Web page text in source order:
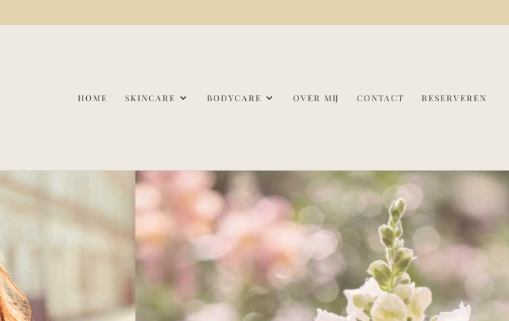
HOME SKINCARE BODYCARE OVER MIJ CONTACT RESERVEREN